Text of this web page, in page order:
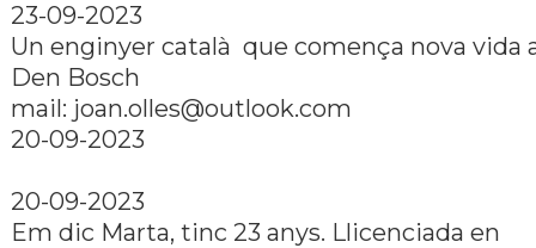
23-09-2023
Un enginyer català que comença nova vida
Den Bosch
mail: joan.olles@outlook.com
20-09-2023
20-09-2023
Em dic Marta, tinc 23 anys. Llicenciada en